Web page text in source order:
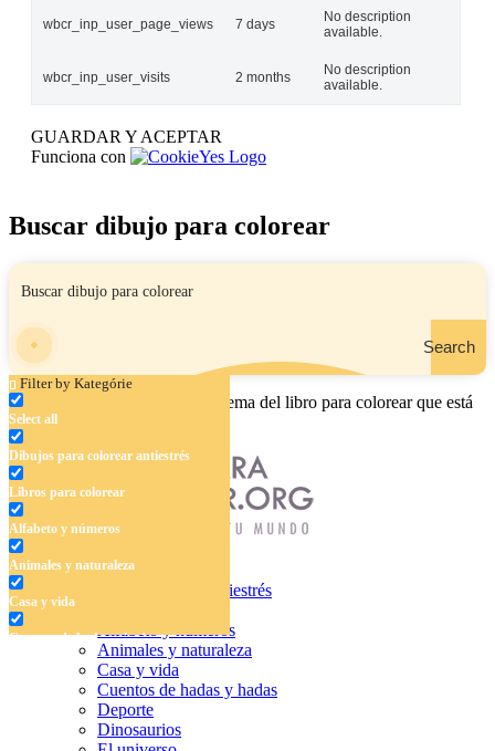
wbcr_inp_user_page_views 7 days
No description
available.
wbcr_inp_user_visits 2 months
No description
available.
GUARDAR Y ACEPTAR
Funciona con
Buscar dibujo para colorear
Search
Filter by Kategórie
Select all
Dibujos para colorear antiestrés
Libros para colorear
Alfabeto y números
Animales y naturaleza
Casa y vida
Cuentos de hadas y hadas
Ingrese el nombre, el área o el tema del libro para colorear que está
buscando.
Dibujos para colorear antiestrés
Libros para colorear
Alfabeto y números
Animales y naturaleza
Casa y vida
Cuentos de hadas y hadas
Deporte
Dinosaurios